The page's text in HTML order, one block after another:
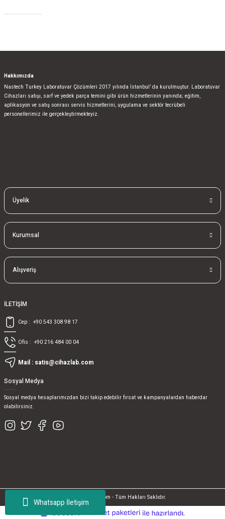
Whatsapp İletişim
Hakkımızda
Nastech Turkey Laboratuvar Çözümleri 2017 yılında İstanbul’ da kurulmuştur. Laboratuvar
Cihazları satışı, sarf ve yedek parça temini gibi ürün hizmetlerinin yanında; eğitim,
aplikasyon ve satış sonrası servis hizmetlerini, uygulama ve sektör tecrübeli
personellerimiz ile gerçekleştirmekteyiz.
Üyelik
Kurumsal
Alışveriş
İLETİŞİM
Cep : +90 543 308 98 17
Ofis : +90 216 484 00 04
Mail : satis@cihazlab.com
Sosyal Medya
Sosyal medya hesaplarımızdan bizi takip edebilir fırsat ve kampanyalardan haberdar
olabilirsiniz.
© 2017, cihazlab.com - Tüm Hakları Saklıdır.
e-